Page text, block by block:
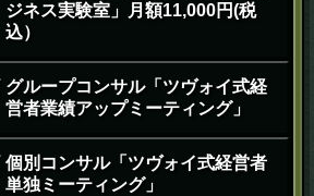
ジネス実験室」月額11,000円(税
込）
グループコンサル「ツヴォイ式経
営者業績アップミーティング」
個別コンサル「ツヴォイ式経営者
単独ミーティング」